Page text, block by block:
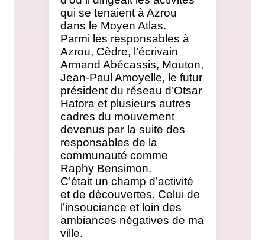
qui se tenaient à Azrou
dans le Moyen Atlas.
Parmi les responsables à
Azrou, Cèdre, l’écrivain
Armand Abécassis, Mouton,
Jean-Paul Amoyelle, le futur
président du réseau d’Otsar
Hatora et plusieurs autres
cadres du mouvement
devenus par la suite des
responsables de la
communauté comme
Raphy Bensimon.
C’était un champ d’activité
et de découvertes. Celui de
l’insouciance et loin des
ambiances négatives de ma
ville.